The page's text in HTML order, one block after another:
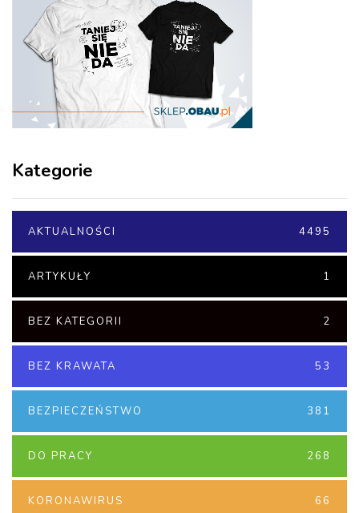
Kategorie
AKTUALNOŚCI 4495
ARTYKUŁY 1
BEZ KATEGORII 2
BEZ KRAWATA 53
BEZPIECZEŃSTWO 381
DO PRACY 268
KORONAWIRUS 66